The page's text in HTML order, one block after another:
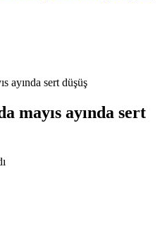
ayında sert düşüş
mayıs ayında sert